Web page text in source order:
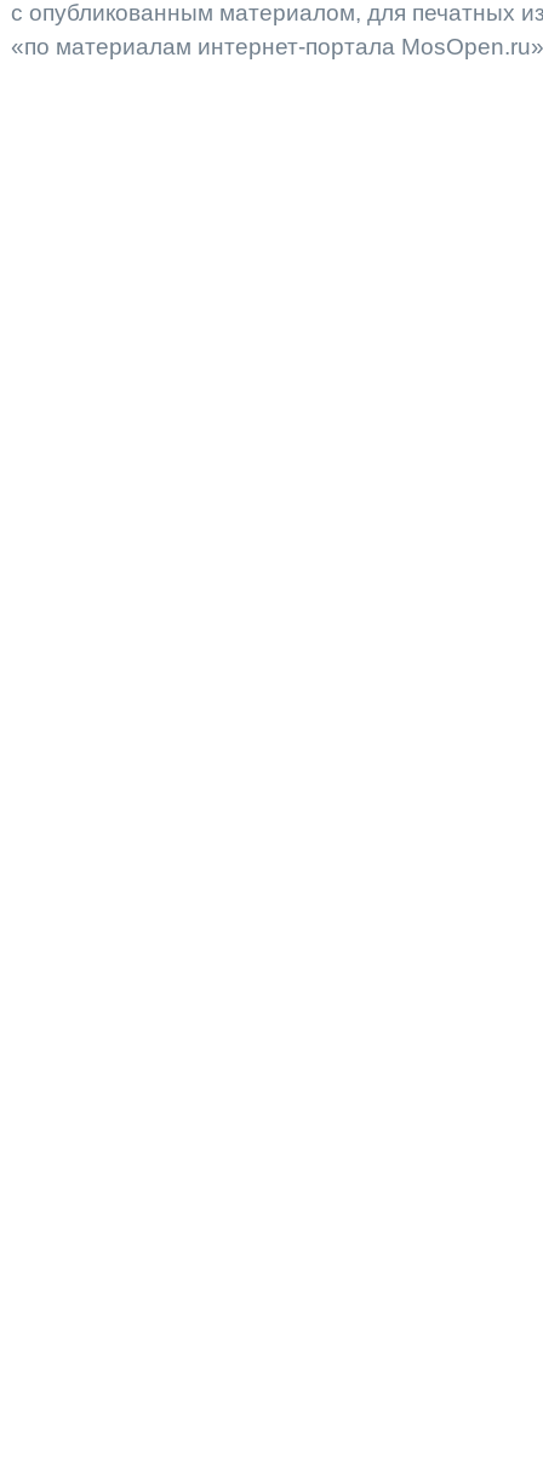
с опубликованным материалом, для печатных
«по материалам интернет-портала